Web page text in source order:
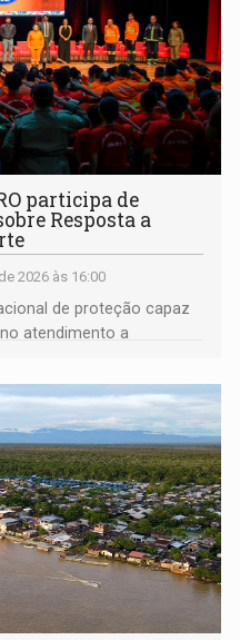
participa de
Resposta a
2026 às 16:00
de proteção capaz
atendimento a